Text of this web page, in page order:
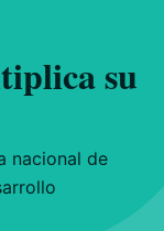
su
nacional de